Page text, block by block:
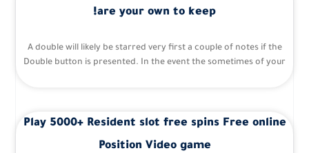
are your own to keep!
A double will likely be starred very first a couple of notes if the
Double button is presented. In the event the sometimes of your
Play 5000+ Resident slot free spins Free online
Position Video game